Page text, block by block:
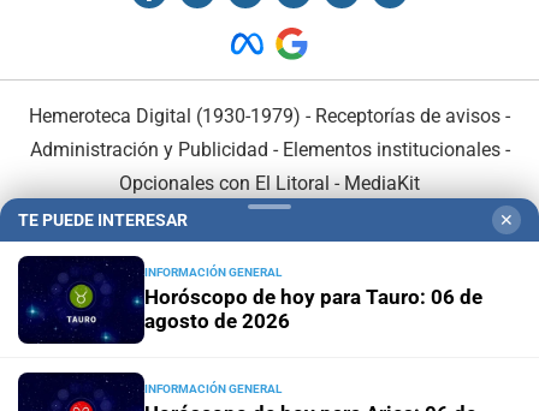
Hemeroteca Digital (1930-1979) - Receptorías de avisos -
Administración y Publicidad - Elementos institucionales-
Opcionales con El Litoral - MediaKit
En Asociación con:
TE PUEDE INTERESAR ✕
INFORMACIÓN GENERAL
Horóscopo de hoy para Tauro: 06 de
agosto de 2026
INFORMACIÓN GENERAL